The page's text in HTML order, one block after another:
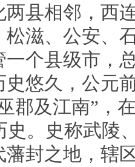
两县相邻，西
松滋、公安、
一个县级市，
久，公元前
郡及江南”，
史。史称武陵
藩封之地，辖